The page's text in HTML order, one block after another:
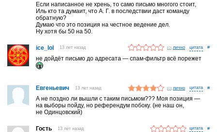
Если написанное не хрень, то само письмо многого стоит,
Иль кто та думаит, что А. Г. в последствии даст команду
обратную?
Думаю что это позиция на честное ведение дел.
Ну хотя бы 50 на 50.
ice_lol 13 лет назад лично #
не дойдёт письмо до адресата — спам-фильтр всё порежет
Евгеньевич 13 лет назад лично #
А не поздно ли вышли с таким письмом??? Моя позиция —
на выборы пойду, но референдум побоку. (не наш он,
не Одинцовский)
Гость 13 лет назад #